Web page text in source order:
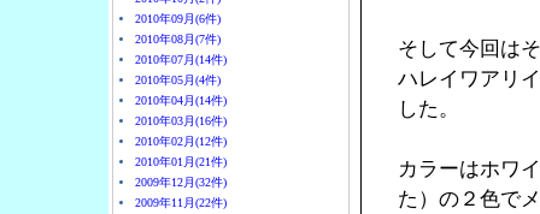
2010年09月(6件)
2010年08月(7件)
2010年07月(14件)
2010年05月(4件)
2010年04月(14件)
2010年03月(16件)
2010年02月(12件)
2010年01月(21件)
2009年12月(32件)
2009年11月(22件)
そして今回は
ハレイワアリ
した。
カラーはホワ
た）の２色で